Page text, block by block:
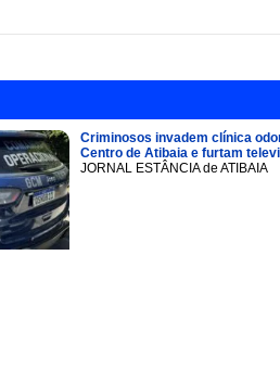
Criminosos invadem clínica
Centro de Atibaia e furtam
JORNAL ESTÂNCIA de ATIBAIA